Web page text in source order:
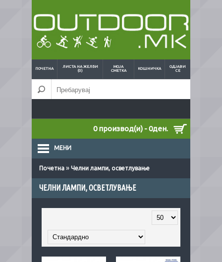
ПОЧЕТНА
ЛИСТА НА ЖЕЛБИ
(0)
МОЈА
СМЕТКА
КОШНИЧКА
ОДЈАВИ
СЕ
0 производ(и) - 0ден.
МЕНИ
Почетна » Челни лампи, осветлување
ЧЕЛНИ ЛАМПИ, ОСВЕТЛУВАЊЕ